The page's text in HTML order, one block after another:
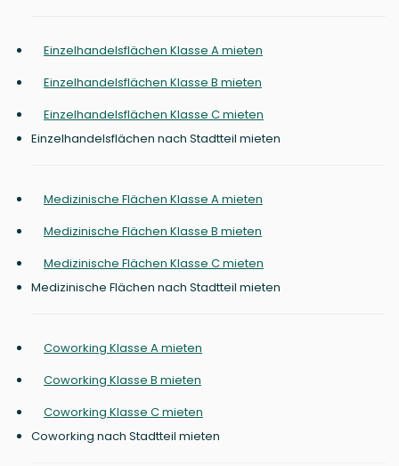
Einzelhandelsflächen Klasse A mieten
Einzelhandelsflächen Klasse B mieten
Einzelhandelsflächen Klasse C mieten
Einzelhandelsflächen nach Stadtteil mieten
Medizinische Flächen Klasse A mieten
Medizinische Flächen Klasse B mieten
Medizinische Flächen Klasse C mieten
Medizinische Flächen nach Stadtteil mieten
Coworking Klasse A mieten
Coworking Klasse B mieten
Coworking Klasse C mieten
Coworking nach Stadtteil mieten